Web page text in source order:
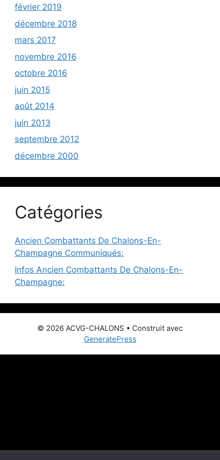
février 2019
décembre 2018
mars 2017
novembre 2016
octobre 2016
juin 2015
août 2014
juin 2013
septembre 2012
décembre 2000
Catégories
Ancien Combattants De Chalons-En-
Champagne Communiqués:
Infos Ancien Combattants De Chalons-En-
Champagne:
© 2026 ACVG-CHALONS • Construit avec
GeneratePress